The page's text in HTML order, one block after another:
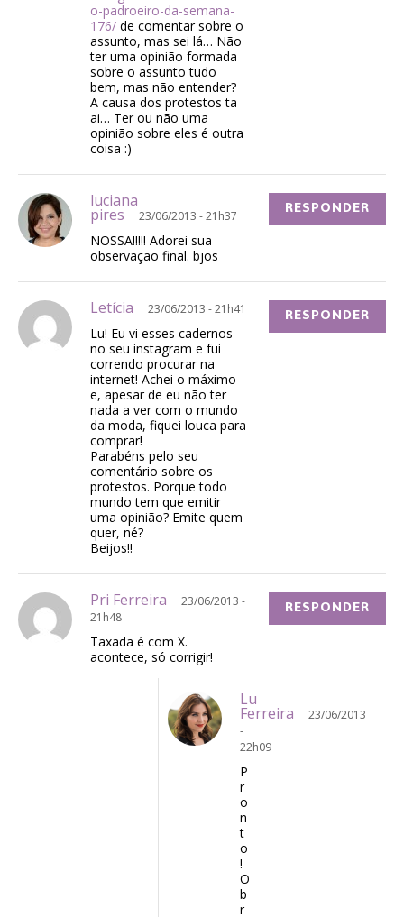
o-padroeiro-da-semana-
176/ de comentar sobre o
assunto, mas sei lá… Não
ter uma opinião formada
sobre o assunto tudo
bem, mas não entender?
A causa dos protestos ta
ai… Ter ou não uma
opinião sobre eles é outra
coisa :)
luciana
pires 23/06/2013 - 21h37
NOSSA!!!!! Adorei sua
observação final. bjos
RESPONDER
Letícia 23/06/2013 - 21h41
Lu! Eu vi esses cadernos
no seu instagram e fui
correndo procurar na
internet! Achei o máximo
e, apesar de eu não ter
nada a ver com o mundo
da moda, fiquei louca para
comprar!
Parabéns pelo seu
comentário sobre os
protestos. Porque todo
mundo tem que emitir
uma opinião? Emite quem
quer, né?
Beijos!!
RESPONDER
Pri Ferreira
23/06/2013 -
21h48
Taxada é com X.
acontece, só corrigir!
RESPONDER
Lu
Ferreira
23/06/2013
-
22h09
P
r
o
n
t
o
!
O
b
r